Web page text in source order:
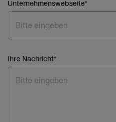
Unternehmenswebseite*
Ihre Nachricht*